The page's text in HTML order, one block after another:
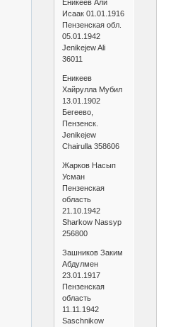
Еникеев Али
Исаак 01.01.1916
Пензенская обл.
05.01.1942
Jenikejew Ali
36011
Еникеев
Хайрулла Мубил
13.01.1902
Бегеево,
Пензенск.
Jenikejew
Chairulla 358606
Жарков Насып
Усман
Пензенская
область
21.10.1942
Sharkow Nassyp
256800
Зашников Заким
Абдулмен
23.01.1917
Пензенская
область
11.11.1942
Saschnikow